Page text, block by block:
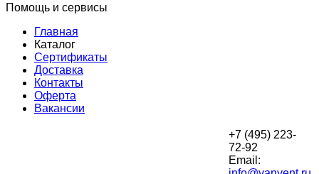
Помощь и сервисы
Главная
Каталог
Сертификаты
Доставка
Контакты
Оферта
Вакансии
+7 (495) 223-
72-92
Email: